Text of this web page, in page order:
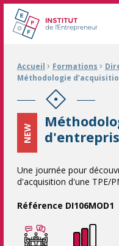
GIFOP Formation
Fil d'Ariane :
Accueil › Formations ›
Méthodologie
NEW
Une journée pour
d'acquisition d'une TPE/
Référence DI106MOD1